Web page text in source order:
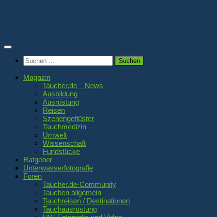
Suchen
nach:
Magazin
Taucher.de – News
Ausbildung
Ausrüstung
Reisen
Szenengeflüster
Tauchmedizin
Umwelt
Wissenschaft
Fundstücke
Ratgeber
Unterwasserfotografie
Foren
Taucher.de-Community
Tauchen allgemein
Tauchreisen / Destinationen
Tauchausrüstung